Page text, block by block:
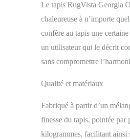
Le tapis RugVista Georgia
chaleureuse à n’importe
confère au tapis une
un utilisateur qui le décrit
sans compromettre
Qualité et matériaux
Fabriqué à partir d’un
finesse du tapis, pointée
kilogrammes, facilitant ainsi